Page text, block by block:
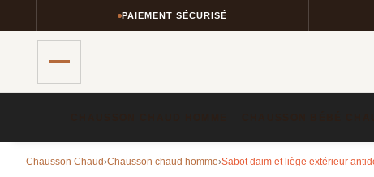
PAIEMENT SÉCURISÉ
Chausson Chaud›Chausson chaud homme​›Sabot daim et liège extérieur